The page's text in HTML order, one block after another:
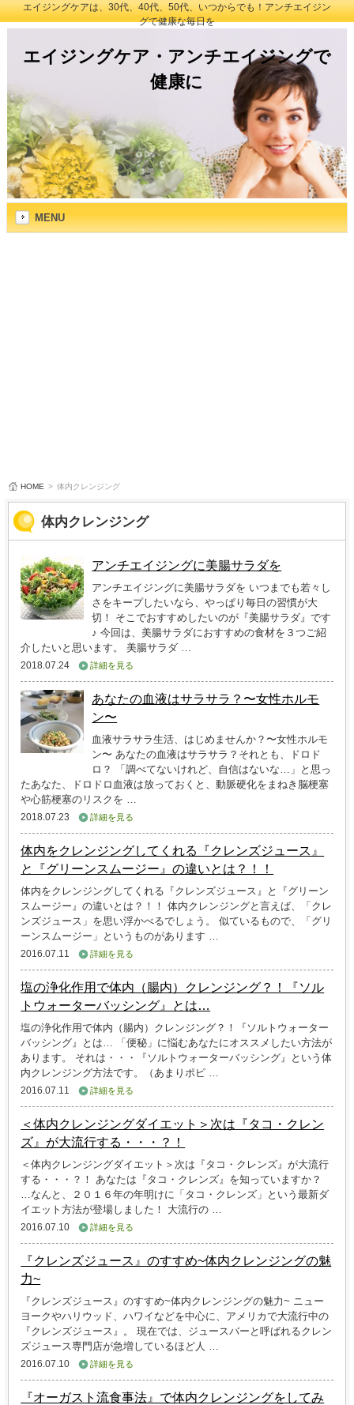
エイジングケアは、30代、40代、50代、いつからでも！アンチエイジン
グで健康な毎日を
エイジングケア・アンチエイジングで
健康に
MENU
HOME > 体内クレンジング
体内クレンジング
アンチエイジングに美腸サラダを
アンチエイジングに美腸サラダを いつまでも若々し
さをキープしたいなら、やっぱり毎日の習慣が大
切！ そこでおすすめしたいのが『美腸サラダ』です
♪ 今回は、美腸サラダにおすすめの食材を３つご紹
介したいと思います。 美腸サラダ …
2018.07.24
詳細を見る
あなたの血液はサラサラ？〜女性ホルモ
ン〜
血液サラサラ生活、はじめませんか？〜女性ホルモ
ン〜 あなたの血液はサラサラ？それとも、ドロド
ロ？ 「調べてないけれど、自信はないな…」と思っ
たあなた、ドロドロ血液は放っておくと、動脈硬化をまねき脳梗塞
や心筋梗塞のリスクを …
2018.07.23
詳細を見る
体内をクレンジングしてくれる『クレンズジュース』
と『グリーンスムージー』の違いとは？！！
体内をクレンジングしてくれる『クレンズジュース』と『グリーン
スムージー』の違いとは？！！ 体内クレンジングと言えば、「クレ
ンズジュース」を思い浮かべるでしょう。 似ているもので、「グリ
ーンスムージー」というものがあります …
2016.07.11
詳細を見る
塩の浄化作用で体内（腸内）クレンジング？！『ソル
トウォーターバッシング』とは…
塩の浄化作用で体内（腸内）クレンジング？！『ソルトウォーター
バッシング』とは… 「便秘」に悩むあなたにオススメしたい方法が
あります。 それは・・・『ソルトウォーターバッシング』という体
内クレンジング方法です。（あまりポピ …
2016.07.11
詳細を見る
＜体内クレンジングダイエット＞次は『タコ・クレン
ズ』が大流行する・・・？！
＜体内クレンジングダイエット＞次は『タコ・クレンズ』が大流行
する・・・？！ あなたは『タコ・クレンズ』を知っていますか？
…なんと、２０１６年の年明けに「タコ・クレンズ」という最新ダ
イエット方法が登場しました！ 大流行の …
2016.07.10
詳細を見る
『クレンズジュース』のすすめ~体内クレンジングの魅
力~
『クレンズジュース』のすすめ~体内クレンジングの魅力~ ニュー
ヨークやハリウッド、ハワイなどを中心に、アメリカで大流行中の
『クレンズジュース』。 現在では、ジュースバーと呼ばれるクレン
ズジュース専門店が急増しているほど人 …
2016.07.10
詳細を見る
『オーガスト流食事法』で体内クレンジングをしてみ